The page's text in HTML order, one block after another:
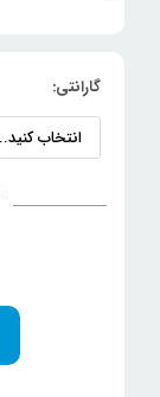
گارانتی: